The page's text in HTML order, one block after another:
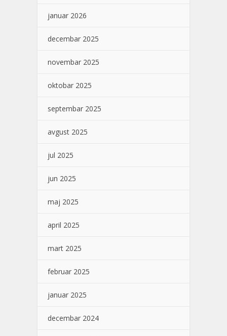
januar 2026
decembar 2025
novembar 2025
oktobar 2025
septembar 2025
avgust 2025
jul 2025
jun 2025
maj 2025
april 2025
mart 2025
februar 2025
januar 2025
decembar 2024